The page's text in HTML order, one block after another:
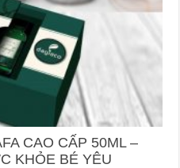
CAO CẤP 50ML –
KHỎE BÉ YÊU